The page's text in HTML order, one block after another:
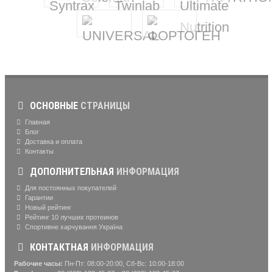
ОСНОВНЫЕ СТРАНИЦЫ
Главная
Блог
Доставка и оплата
Контакты
ДОПОЛНИТЕЛЬНАЯ ИНФОРМАЦИЯ
Для постоянных покупателей
Гарантии
Новый рейтинг
Рейтинг 10 лучших протеинов
Спортивне харчування Україна
КОНТАКТНАЯ ИНФОРМАЦИЯ
Рабочие часы: Пн-Пт: 08:00-20:00, Сб-Вс: 10:00-18:00